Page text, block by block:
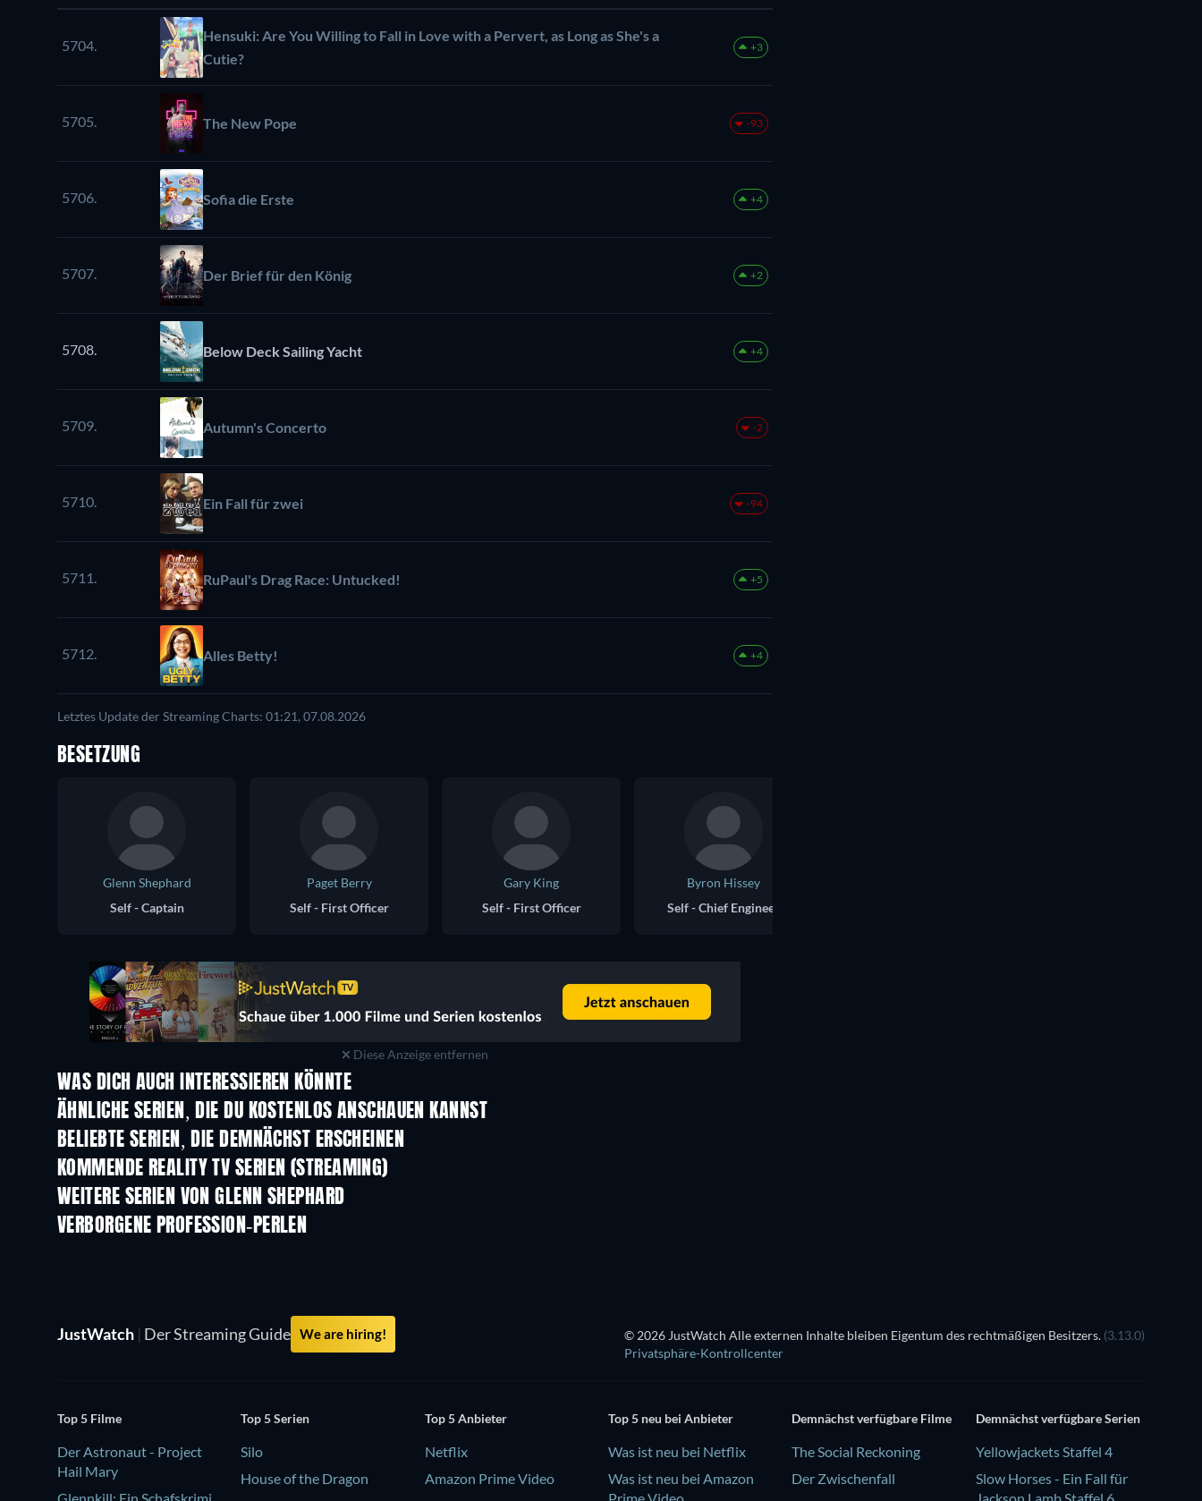
5704.
Hensuki: Are You Willing to Fall in Love with a Pervert, as Long as She's a
Cutie?
+3
5705. The New Pope -93
5706. Sofia die Erste +4
5707. Der Brief für den König +2
5708. Below Deck Sailing Yacht +4
5709. Autumn's Concerto -2
5710. Ein Fall für zwei -94
5711. RuPaul's Drag Race: Untucked! +5
5712. Alles Betty! +4
Letztes Update der Streaming Charts: 01:21, 07.08.2026
BESETZUNG
Glenn Shephard
Self - Captain
Paget Berry
Self - First Officer
Gary King
Self - First Officer
Byron Hissey
Self - Chief Engineer
Diese Anzeige entfernen
WAS DICH AUCH INTERESSIEREN KÖNNTE
Serie
ÄHNLICHE SERIEN, DIE DU KOSTENLOS ANSCHAUEN KANNST
Serie Serie
BELIEBTE SERIEN, DIE DEMNÄCHST ERSCHEINEN
Serie Serie
KOMMENDE REALITY TV SERIEN (STREAMING)
Staffel 3 Staffel 1
WEITERE SERIEN VON GLENN SHEPHARD
Serie
VERBORGENE PROFESSION-PERLEN
Serie
JustWatch | Der Streaming Guide We are hiring! © 2026 JustWatch Alle externen Inhalte bleiben Eigentum des rechtmäßigen Besitzers. (3.13.0)
Privatsphäre-Kontrollcenter
Top 5 Filme
Der Astronaut - Project
Hail Mary
Top 5 Serien
Silo
House of the Dragon
Top 5 Anbieter
Netflix
Amazon Prime Video
Top 5 neu bei Anbieter
Was ist neu bei Netflix
Was ist neu bei Amazon
Demnächst verfügbare Filme
The Social Reckoning
Der Zwischenfall
Demnächst verfügbare Serien
Yellowjackets Staffel 4
Slow Horses - Ein Fall für